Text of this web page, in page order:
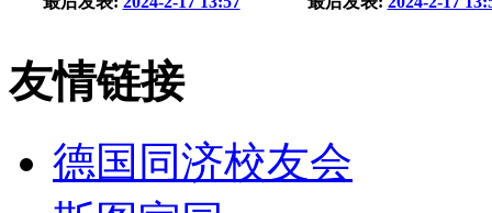
友情链接
德国同济校友会